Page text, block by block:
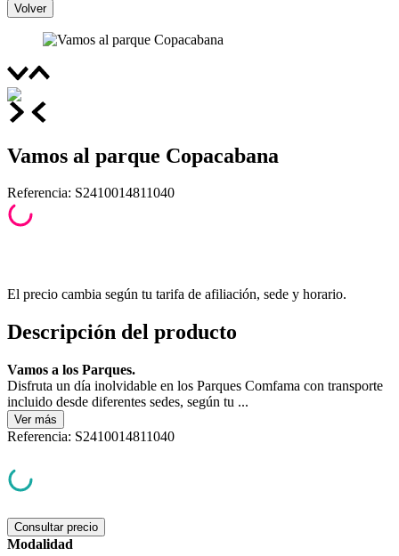
Volver
Vamos al parque Copacabana
Referencia: S2410014811040
El precio cambia según tu tarifa de afiliación, sede y horario.
Descripción del producto
Vamos a los Parques.
Disfruta un día inolvidable en los Parques Comfama con transporte
incluido desde diferentes sedes, según tu ...
Ver más
Referencia: S2410014811040
Consultar precio
Modalidad